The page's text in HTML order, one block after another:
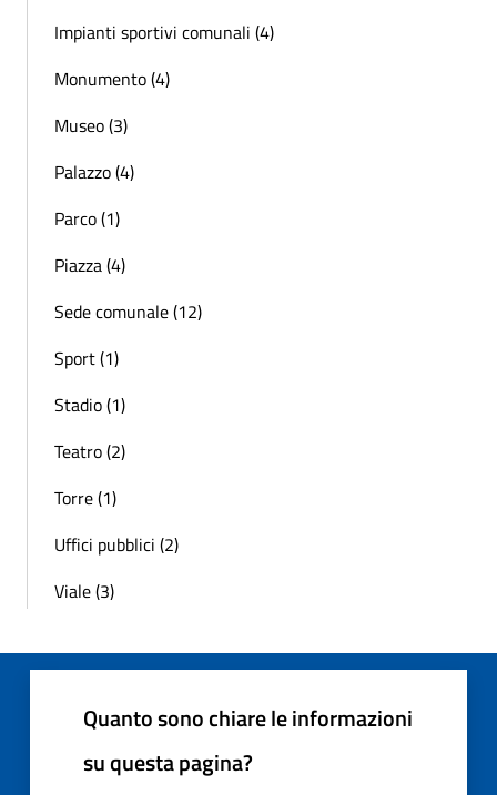
Impianti sportivi comunali (4)
Monumento (4)
Museo (3)
Palazzo (4)
Parco (1)
Piazza (4)
Sede comunale (12)
Sport (1)
Stadio (1)
Teatro (2)
Torre (1)
Uffici pubblici (2)
Viale (3)
Quanto sono chiare le informazioni
su questa pagina?